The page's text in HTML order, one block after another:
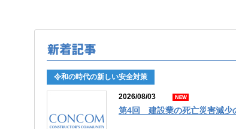
令和の時代の新しい安全対策
2026/08/03
第4回 建設業の死亡災害減少